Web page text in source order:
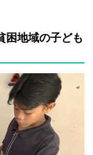
困地域の子ども